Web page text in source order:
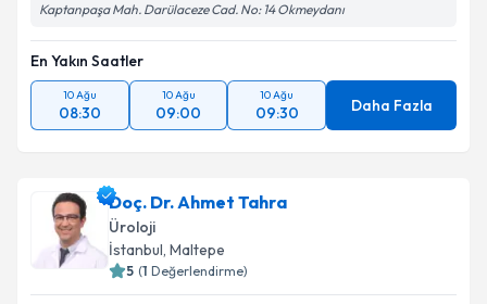
Kaptanpaşa Mah. Darülaceze Cad. No: 14 Okmeydanı
En Yakın Saatler
10 Ağu
08:30
10 Ağu
09:00
10 Ağu
09:30 Daha Fazla
Doç. Dr. Ahmet Tahra
Üroloji
İstanbul, Maltepe
5 (1 Değerlendirme)